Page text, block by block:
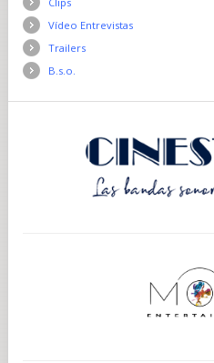
Vídeo Entrevistas
Trailers
B.s.o.